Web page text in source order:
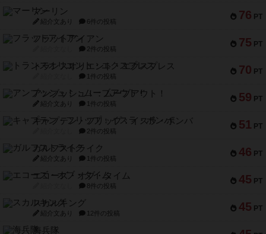
76 PT
マーリン
紹介文あり 6件の投稿
75 PT
フラットアイアン
2件の投稿
70 PT
トランスオリエント・エクスプレス
1件の投稿
59 PT
アンブッシュ！：ムーブアウト！
紹介文あり 1件の投稿
51 PT
キャプテン・フリップ：イスラ・ボンバ
2件の投稿
46 PT
ガルフストライク
紹介文あり 1件の投稿
45 PT
エコーズ・オブ・タイム
8件の投稿
45 PT
スカルキング
紹介文あり 12件の投稿
海兵隊